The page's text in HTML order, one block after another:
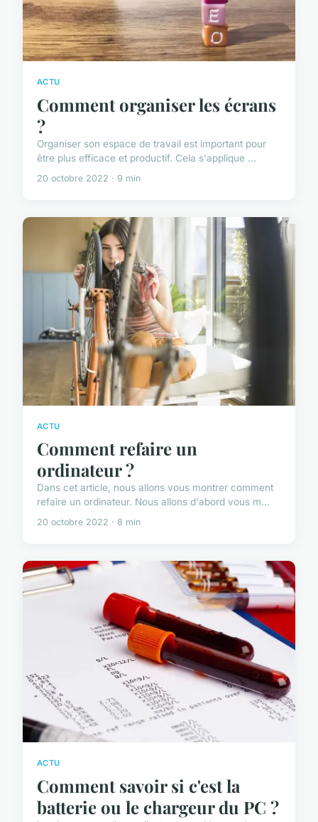
ACTU
Comment organiser les écrans
?
Organiser son espace de travail est important pour
être plus efficace et productif. Cela s'applique ...
20 octobre 2022 · 9 min
ACTU
Comment refaire un
ordinateur ?
Dans cet article, nous allons vous montrer comment
refaire un ordinateur. Nous allons d'abord vous m...
20 octobre 2022 · 8 min
ACTU
Comment savoir si c'est la
batterie ou le chargeur du PC ?